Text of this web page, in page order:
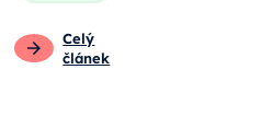
Celý
článek